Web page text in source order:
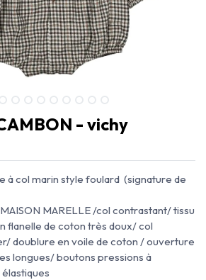
- vichy
à col marin style foulard (signature de
MARELLE /col contrastant/ tissu
flanelle de coton très doux/ col
doublure en voile de coton / ouverture
longues/ boutons pressions à